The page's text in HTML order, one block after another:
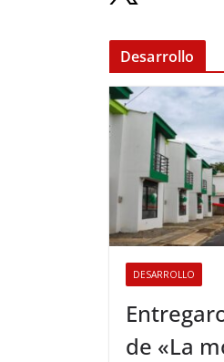
Desarrollo
DESARROLLO
de «La